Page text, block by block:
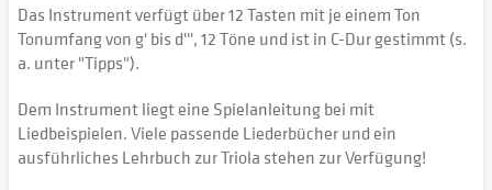
Das Instrument verfügt über 12 Tasten mit je einem Ton
Tonumfang von g' bis d''', 12 Töne und ist in C-Dur gestimmt (s.
a. unter "Tipps").
Dem Instrument liegt eine Spielanleitung bei mit
Liedbeispielen. Viele passende Liederbücher und ein
ausführliches Lehrbuch zur Triola stehen zur Verfügung!